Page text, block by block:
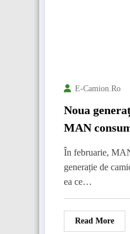
E-Camion.ro
Noua
MAN
mai puțin
În februarie,
generație de
ea ce…
Read More